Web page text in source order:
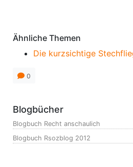
Ähnliche Themen
Die kurzsichtige
0
Blogbücher
Blogbuch Recht anschaulich
Blogbuch Rsozblog 2012